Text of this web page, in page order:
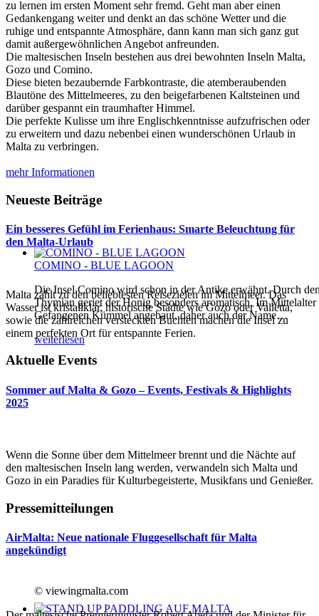
COMINO - BLUE LAGOON
Die Insel Comino wird schon in der Antike erwähnt. Durch
Thymian geriet der Honig besonders aromatisch. Im
Gefangenen Kümmel angebaut, daher auch der Name…
weiterlesen
zu lernen im ersten Moment sehr fremd. Geht man aber einen
Gedankengang weiter und denkt an das schöne Wetter und die
ruhige und entspannte Atmosphäre, dann kann man sich ganz gut
damit außergewöhnlichen Angebot anfreunden.
Die maltesischen Inseln bestehen aus drei bewohnten Inseln Malta,
Gozo und Comino.
Diese bieten bezaubernde Farbkontraste, die atemberaubenden
Blautöne des Mittelmeeres, zu den beigefarbenen Kaltsteinen und
darüber gespannt ein traumhafter Himmel.
Die perfekte Kulisse um ihre Englischkenntnisse aufzufrischen oder
zu erweitern und dazu nebenbei einen wunderschönen Urlaub in
Malta zu verbringen.
mehr Informationen
Neueste Beiträge
Ein besseres Gefühl im Ferienhaus: Smarte Beleuchtung für
den Malta-Urlaub
Malta zählt zu den beliebtesten Reisezielen im Mittelmeer. Das
Wasser ist kristallklar, historische Städte wie Gozo oder Valletta,
sowie die zahlreichen versteckten Buchten machen die Insel zu
einem perfekten Ort für entspannte Ferien.
Aktuelle Events
Sommer auf Malta & Gozo – Events, Festivals & Highlights
2025
Wenn die Sonne über dem Mittelmeer brennt und die Nächte auf
den maltesischen Inseln lang werden, verwandeln sich Malta und
Gozo in ein Paradies für Kulturbegeisterte, Musikfans und Genießer.
Pressemitteilungen
AirMalta: Neue nationale Fluggesellschaft für Malta
angekündigt
© viewingmalta.com